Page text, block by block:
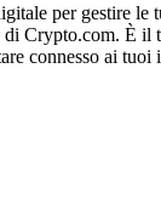
per gestire le
di Crypto.com. È il
connesso ai